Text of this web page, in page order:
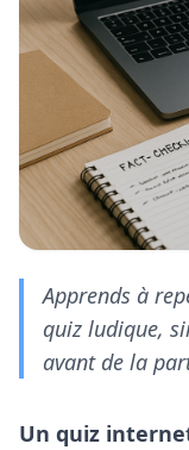
Apprends à
quiz ludique,
avant de la
Un quiz